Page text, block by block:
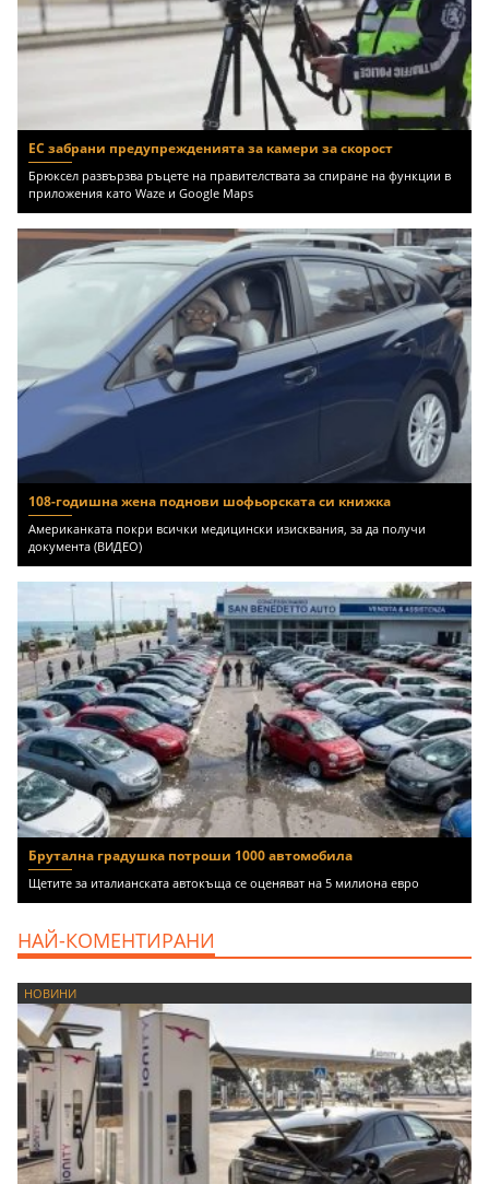
ЕС забрани предупрежденията за камери за скорост
Брюксел развързва ръцете на правителствата за спиране на функции в
приложения като Waze и Google Maps
108-годишна жена поднови шофьорската си книжка
Американката покри всички медицински изисквания, за да получи
документа (ВИДЕО)
Брутална градушка потроши 1000 автомобила
Щетите за италианската автокъща се оценяват на 5 милиона евро
НАЙ-КОМЕНТИРАНИ
НОВИНИ